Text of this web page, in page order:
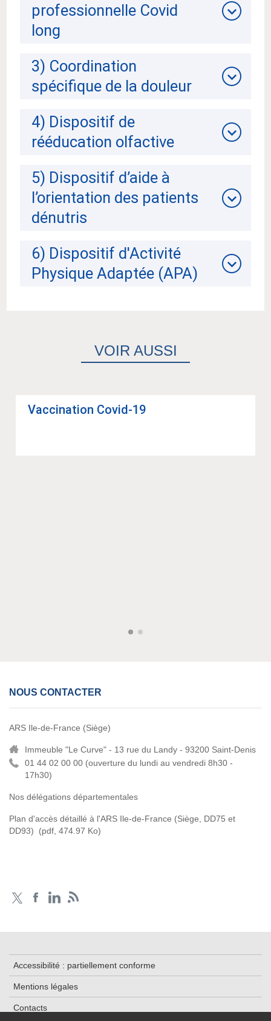
professionnelle Covid
long
3) Coordination
spécifique de la douleur
4) Dispositif de
rééducation olfactive
5) Dispositif d’aide à
l’orientation des patients
dénutris
6) Dispositif d'Activité
Physique Adaptée (APA)
VOIR AUSSI
Vac­ci­na­tion Covid-19
NOUS CONTACTER
ARS Ile-de-France (Siège)
Immeuble "Le Curve" - 13 rue du Landy - 93200 Saint-Denis
01 44 02 00 00 (ouverture du lundi au vendredi 8h30 -
17h30)
Nos délégations départementales
Plan d'accès détaillé à l'ARS Ile-de-France (Siège, DD75 et
DD93)
(pdf, 474.97 Ko)
Accessibilité : partiellement conforme
Mentions légales
Contacts